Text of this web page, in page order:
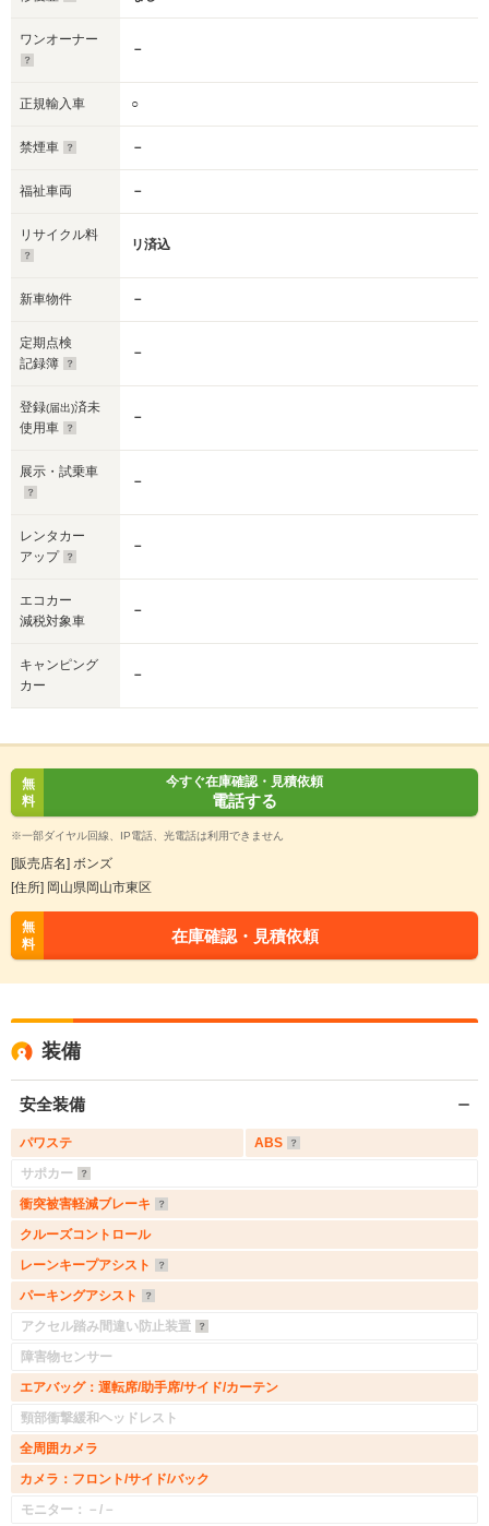
ワンオーナー
－
正規輸入車 ○
禁煙車 －
福祉車両 －
リサイクル料
リ済込
新車物件 －
定期点検
記録簿
－
登録(届出)済未
使用車
－
展示・試乗車
－
レンタカー
アップ
－
エコカー
減税対象車
－
キャンピング
カー
－
無
料
今すぐ在庫確認・見積依頼
電話する
※一部ダイヤル回線、IP電話、光電話は利用できません
[販売店名] ボンズ
[住所] 岡山県岡山市東区
無
料
在庫確認・見積依頼
装備
安全装備
パワステ
ABS
サポカー
衝突被害軽減ブレーキ
クルーズコントロール
レーンキープアシスト
パーキングアシスト
アクセル踏み間違い防止装置
障害物センサー
エアバッグ：運転席/助手席/サイド/カーテン
頸部衝撃緩和ヘッドレスト
全周囲カメラ
カメラ：フロント/サイド/バック
モニター：－/－